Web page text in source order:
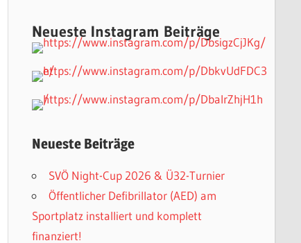
Neueste Instagram Beiträge
Neueste Beiträge
SVÖ Night-Cup 2026 & Ü32-Turnier
Öffentlicher Defibrillator (AED) am
Sportplatz installiert und komplett
finanziert!